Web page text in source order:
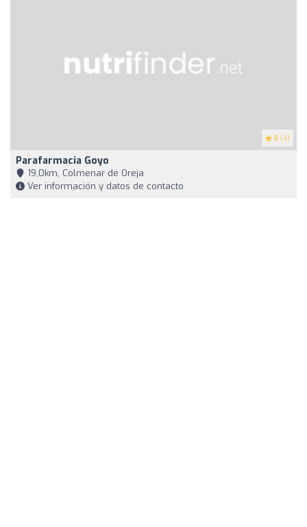
5 (4)
Parafarmacia Goyo
19,0km, Colmenar de Oreja
Ver información y datos de contacto